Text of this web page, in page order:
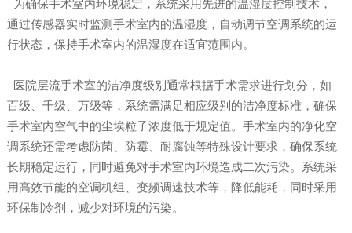
为确保手术室内环境稳定，系统采用先进的温湿度控制技术，
通过传感器实时监测手术室内的温湿度，自动调节空调系统的运
行状态，保持手术室内的温湿度在适宜范围内。
医院层流手术室的洁净度级别通常根据手术需求进行划分，如
百级、千级、万级等，系统需满足相应级别的洁净度标准，确保
手术室内空气中的尘埃粒子浓度低于规定值。手术室内的净化空
调系统还需考虑防菌、防霉、耐腐蚀等特殊设计要求，确保系统
长期稳定运行，同时避免对手术室内环境造成二次污染。系统采
用高效节能的空调机组、变频调速技术等，降低能耗，同时采用
环保制冷剂，减少对环境的污染。